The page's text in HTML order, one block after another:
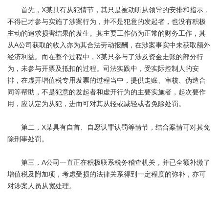
首先，X某具有从犯情节，其只是被动听从领导的安排和指示，
不得已才参与实施了涉案行为，并不是犯意的发起者，也没有积极
主动的追求损害结果的发生。其主要工作仍为正常的财务工作，其
从A公司获取的收入亦为其合法劳动报酬，在涉案事实中未获取额外
经济利益。而在整个过程中，X某只参与了涉及资金走账的部分行
为，未参与开票及抵扣的过程。司法实践中，受实际控制人的安
排，在虚开增值税专用发票的过程当中，提供走账、审核、伪造合
同等帮助，不是犯意的发起者和虚开行为的主要实施者，起次要作
用，应认定为从犯，进而可对其从轻或减轻或者免除处罚。
第二，X某具有自首、自愿认罪认罚等情节，结合案情可对其免
除刑事处罚。
第三，A公司一直正在积极联系税务稽查机关，并已全额补缴了
增值税及附加项，考虑受损的法律关系得到一定程度的弥补，亦可
对涉案人员从宽处理。